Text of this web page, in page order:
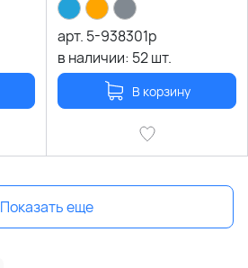
арт. 5-938301p
в наличии: 52шт.
В корзину
Показать еще